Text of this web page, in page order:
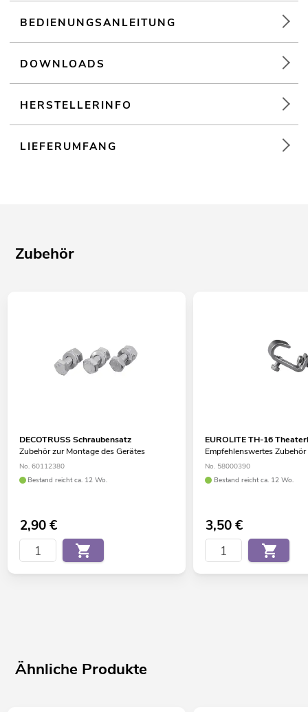
BEDIENUNGSANLEITUNG
DOWNLOADS
HERSTELLERINFO
LIEFERUMFANG
Zubehör
DECOTRUSS Schraubensatz
Zubehör zur Montage des Gerätes
No. 60112380
Bestand reicht ca. 12 Wo.
2,90€
EUROLITE TH-16
Empfehlenswertes Zubehör
No. 58000390
Bestand reicht ca. 12 Wo.
3,50€
Ähnliche Produkte